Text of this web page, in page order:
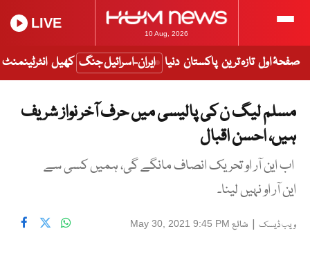
10 Aug, 2026
LIVE
صفحۂ اول تازہ ترین پاکستان دنیا ایران-اسرائیل جنگ کھیل انٹرٹینمنٹ
مسلم لیگ ن کی پالیسی میں حرف آخر نواز شریف
ہیں، احسن اقبال
اب این آر او تحریک انصاف مانگے گی، ہمیں کسی سے
این آر او نہیں لینا۔
ویب ڈیسک | شائع May 30, 2021 9:45 PM